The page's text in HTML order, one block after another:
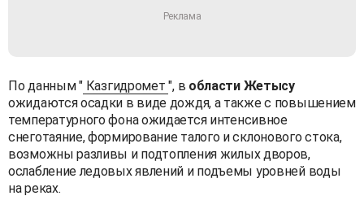
По данным " Казгидромет ", в области Жетысу
ожидаются осадки в виде дождя, а также с повышением
температурного фона ожидается интенсивное
снеготаяние, формирование талого и склонового стока,
возможны разливы и подтопления жилых дворов,
ослабление ледовых явлений и подъемы уровней воды
на реках.